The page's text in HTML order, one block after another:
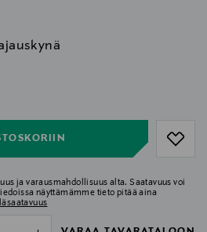
ja varausmahdollisuus alta. Saatavuus voi
näyttämämme tieto pitää aina